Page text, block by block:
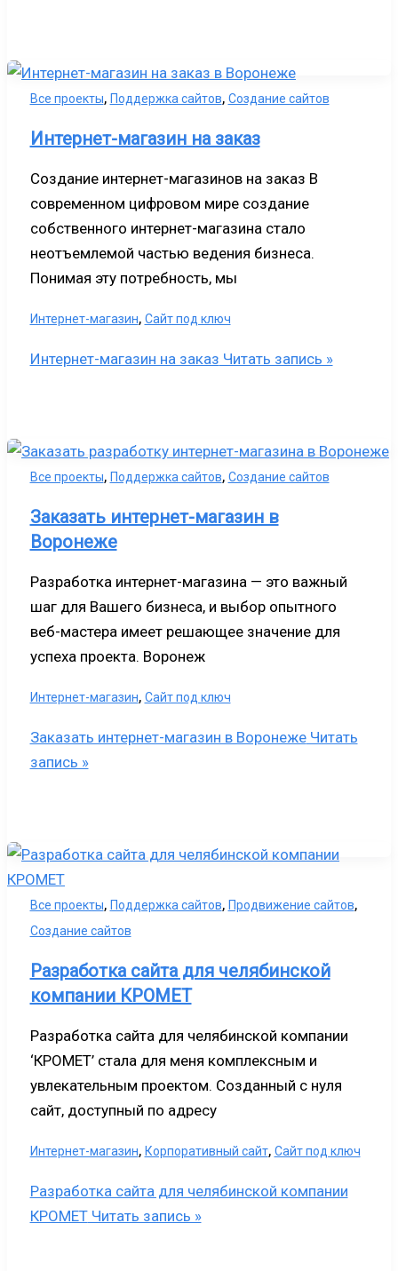
Все проекты, Поддержка сайтов, Создание сайтов
Интернет-магазин на заказ
Создание интернет-магазинов на заказ В
современном цифровом мире создание
собственного интернет-магазина стало
неотъемлемой частью ведения бизнеса.
Понимая эту потребность, мы
Интернет-магазин, Сайт под ключ
Интернет-магазин на заказ Читать запись »
Все проекты, Поддержка сайтов, Создание сайтов
Заказать интернет-магазин в
Воронеже
Разработка интернет-магазина — это важный
шаг для Вашего бизнеса, и выбор опытного
веб-мастера имеет решающее значение для
успеха проекта. Воронеж
Интернет-магазин, Сайт под ключ
Заказать интернет-магазин в ВоронежеЧитать
запись »
Все проекты, Поддержка сайтов, Продвижение сайтов,
Создание сайтов
Разработка сайта для челябинской
компании КРОМЕТ
Разработка сайта для челябинской компании
‘КРОМЕТ’ стала для меня комплексным и
увлекательным проектом. Созданный с нуля
сайт, доступный по адресу
Интернет-магазин, Корпоративный сайт, Сайт под ключ
Разработка сайта для челябинской компании
КРОМЕТЧитать запись »